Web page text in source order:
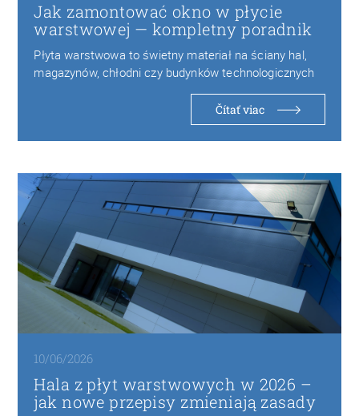
Jak zamontować okno w płycie
warstwowej — kompletny poradnik
Płyta warstwowa to świetny materiał na ściany hal,
magazynów, chłodni czy budynków technologicznych
Čítať viac
10/06/2026
Hala z płyt warstwowych w 2026 –
jak nowe przepisy zmieniają zasady